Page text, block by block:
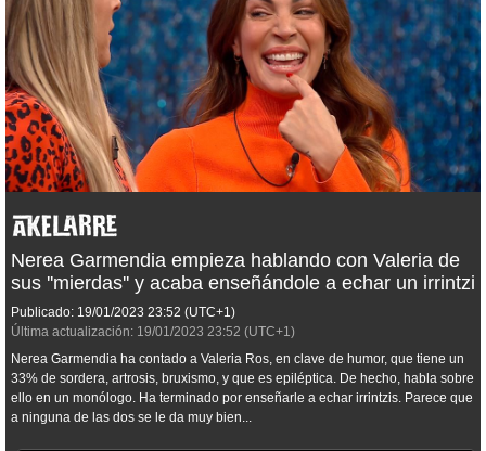
Nerea Garmendia empieza hablando con Valeria de
sus ''mierdas'' y acaba enseñándole a echar un irrintzi
Publicado: 19/01/2023 23:52 (UTC+1)
Última actualización: 19/01/2023 23:52 (UTC+1)
Nerea Garmendia ha contado a Valeria Ros, en clave de humor, que tiene un
33% de sordera, artrosis, bruxismo, y que es epiléptica. De hecho, habla sobre
ello en un monólogo. Ha terminado por enseñarle a echar irrintzis. Parece que
a ninguna de las dos se le da muy bien...